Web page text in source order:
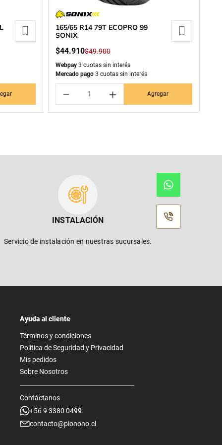
165/65 R14 79T ECOPRO 99
SONIX
$44.910$49.900
Webpay3 cuotas sin interés
Mercado pago3 cuotas sin interés
＋
－ Agregar
INSTALACIÓN
Servicio de instalación en nuestras sucursales.
Ayuda al cliente
Términos y condiciones
Politica de Seguridad y Privacidad
Mis pedidos
Sobre Nosotros
Contáctanos
+56 9 3380 0499
contacto@pionono.cl